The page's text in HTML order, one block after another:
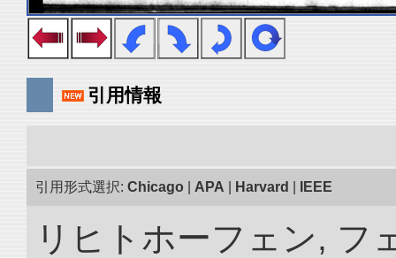
引用情報
引用形式選択: Chicago APA Harvard IEEE
リヒトホーフェン, フ